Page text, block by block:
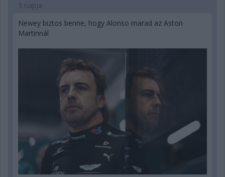
3 napja
Newey biztos benne, hogy Alonso marad az Aston
Martinnál